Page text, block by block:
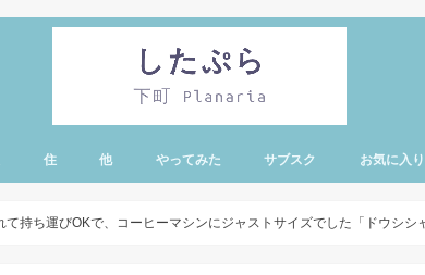
住 他 やってみた サブスク お気に入り
持ち運びOKで、コーヒーマシンにジャストサイズでした「ドウシシ